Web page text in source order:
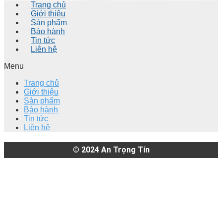
Trang chủ
Giới thiệu
Sản phẩm
Bảo hành
Tin tức
Liên hệ
Menu
Trang chủ
Giới thiệu
Sản phẩm
Bảo hành
Tin tức
Liên hệ
© 2024 An Trọng Tín